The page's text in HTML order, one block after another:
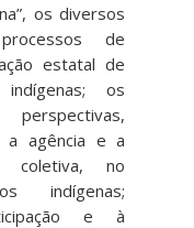
os diversos
de
estatal de
os
a agência e a
coletiva, no
indígenas;
e à